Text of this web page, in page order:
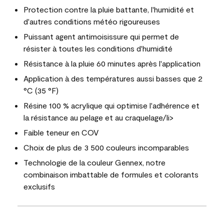
Protection contre la pluie battante, l'humidité et
d'autres conditions météo rigoureuses
Puissant agent antimoisissure qui permet de
résister à toutes les conditions d'humidité
Résistance à la pluie 60 minutes après l'application
Application à des températures aussi basses que 2
°C (35 °F)
Résine 100 % acrylique qui optimise l'adhérence et
la résistance au pelage et au craquelage/li>
Faible teneur en COV
Choix de plus de 3 500 couleurs incomparables
Technologie de la couleur Gennex, notre
combinaison imbattable de formules et colorants
exclusifs